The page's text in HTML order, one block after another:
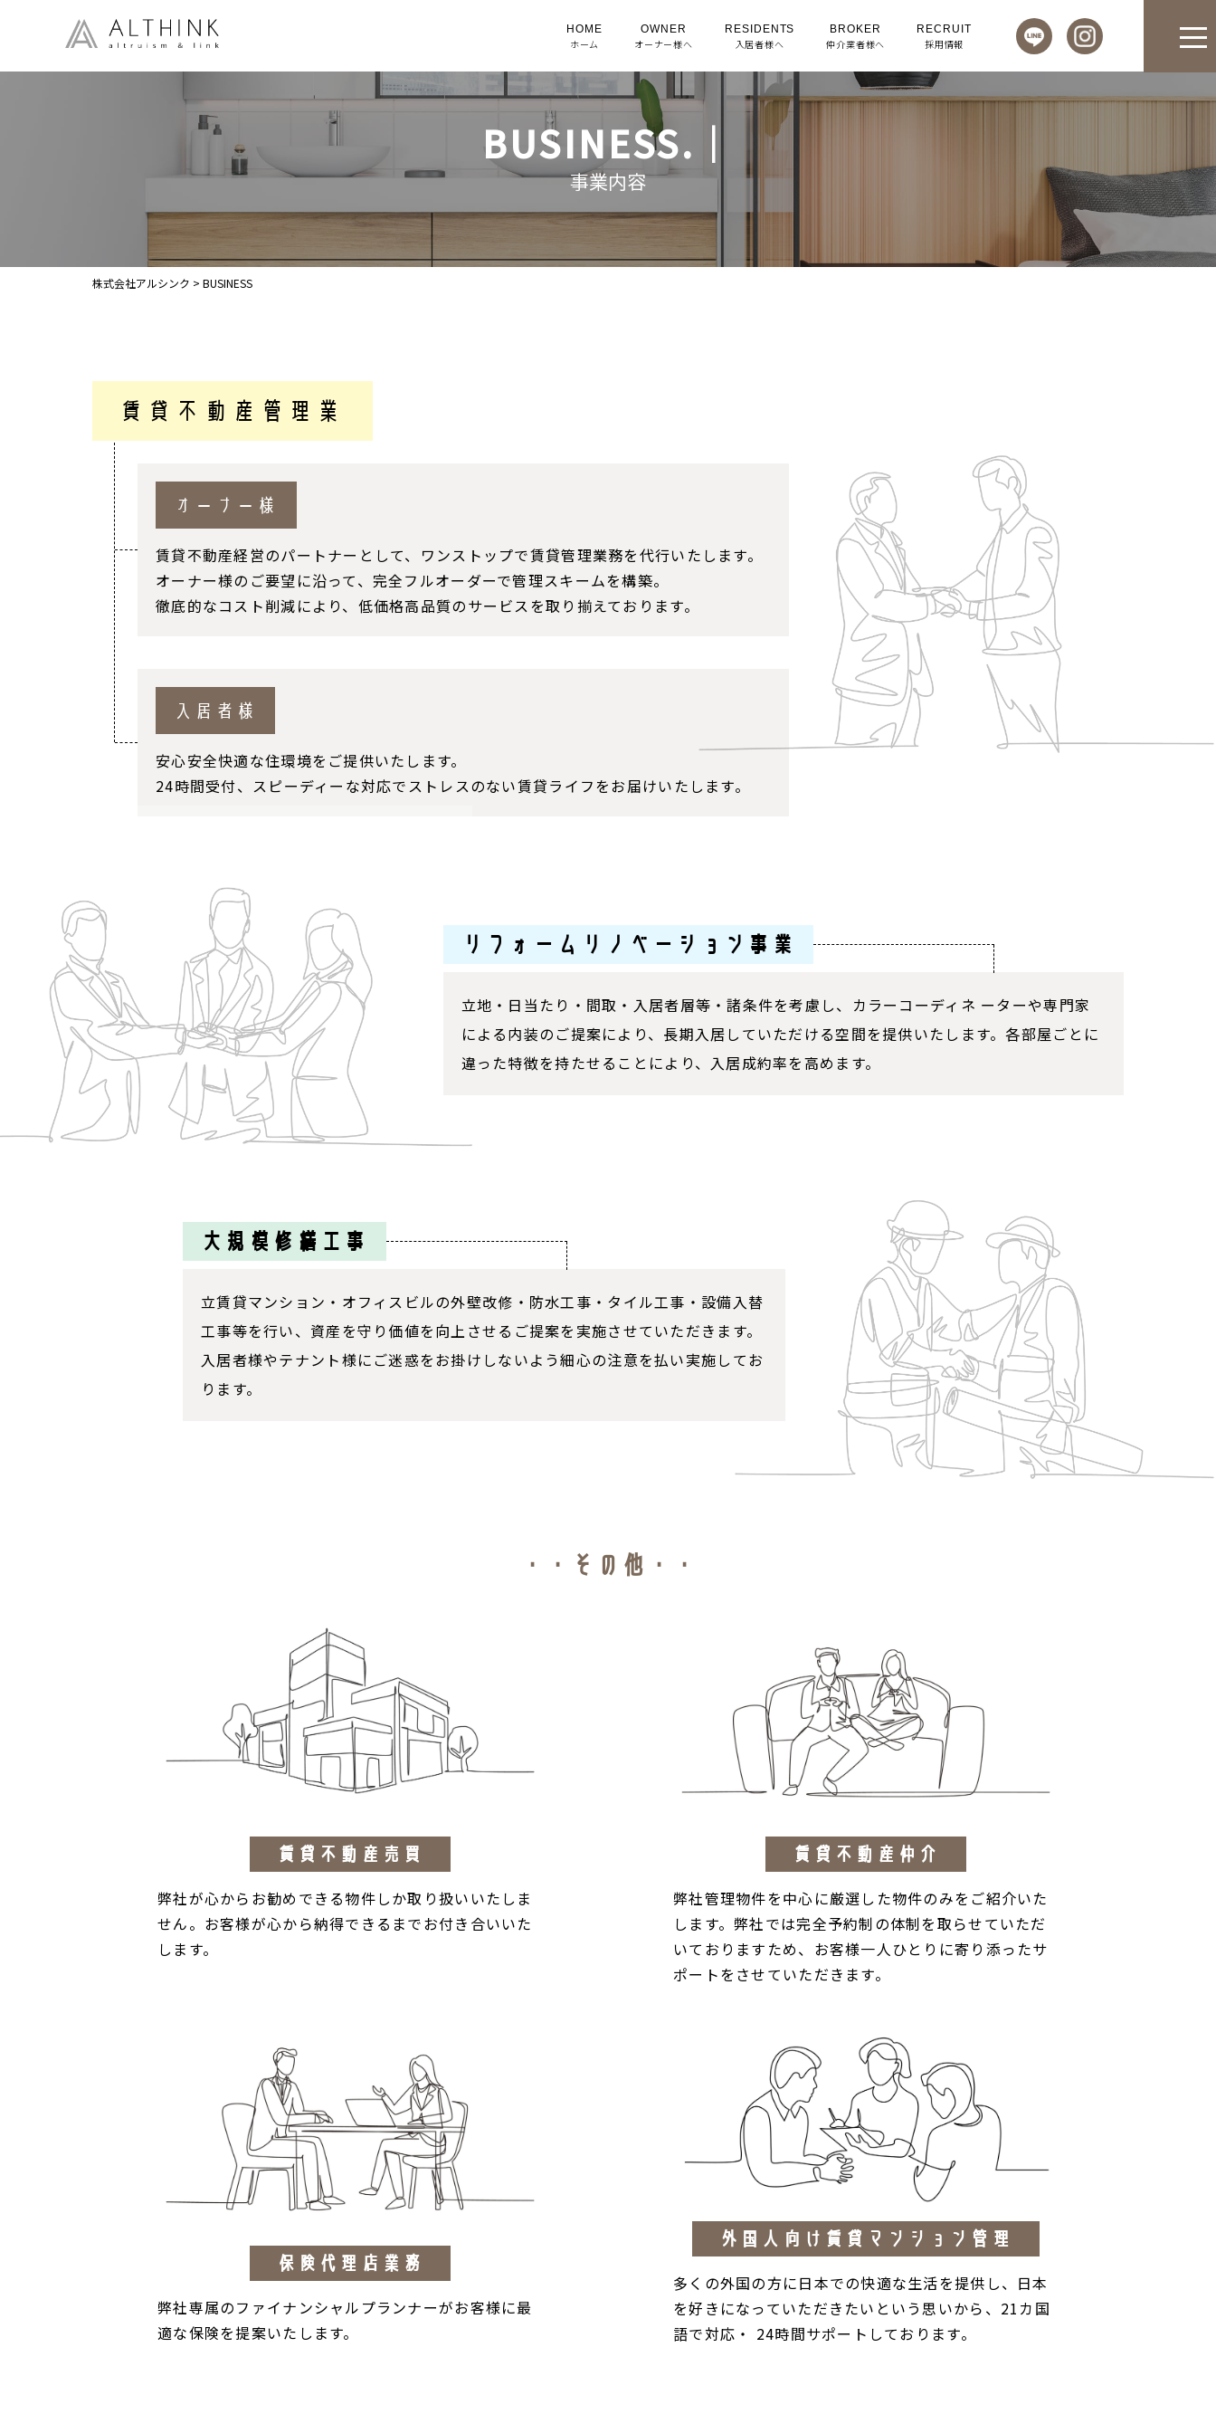
HOME
ホーム
OWNER
オーナー様へ
RESIDENTS
入居者様へ
BROKER
仲介業者様へ
RECRUIT
採用情報
BUSINESS.｜
事業内容
株式会社アルシンク > BUSINESS
賃貸不動産管理業
オーナー様
賃貸不動産経営のパートナーとして、ワンストップで賃貸管理業務を代行いたします。
オーナー様のご要望に沿って、完全フルオーダーで管理スキームを構築。
徹底的なコスト削減により、低価格高品質のサービスを取り揃えております。
入居者様
安心安全快適な住環境をご提供いたします。
24時間受付、スピーディーな対応でストレスのない賃貸ライフをお届けいたします。
リフォームリノベーション事業
立地・日当たり・間取・入居者層等・諸条件を考慮し、カラーコーディネ ーターや専門家
による内装のご提案により、長期入居していただける空間を提供いたします。各部屋ごとに
違った特徴を持たせることにより、入居成約率を高めます。
大規模修繕工事
立賃貸マンション・オフィスビルの外壁改修・防水工事・タイル工事・設備入替
工事等を行い、資産を守り価値を向上させるご提案を実施させていただきます。
入居者様やテナント様にご迷惑をお掛けしないよう細心の注意を払い実施してお
ります。
・・その他・・
賃貸不動産売買
弊社が心からお勧めできる物件しか取り扱いいたしま
せん。お客様が心から納得できるまでお付き合いいた
します。
賃貸不動産仲介
弊社管理物件を中心に厳選した物件のみをご紹介いた
します。弊社では完全予約制の体制を取らせていただ
いておりますため、お客様一人ひとりに寄り添ったサ
ポートをさせていただきます。
保険代理店業務
弊社専属のファイナンシャルプランナーがお客様に最
適な保険を提案いたします。
外国人向け賃貸マンション管理
多くの外国の方に日本での快適な生活を提供し、日本
を好きになっていただきたいという思いから、21カ国
語で対応・ 24時間サポートしております。